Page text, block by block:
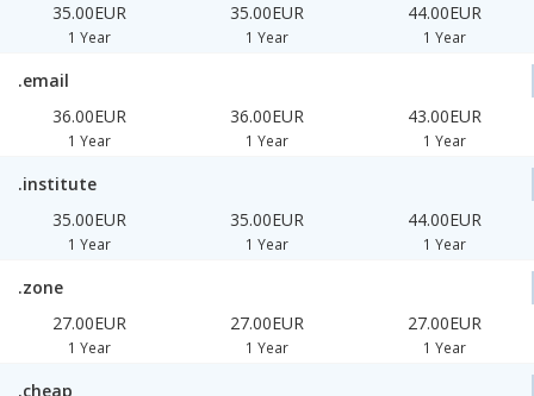
35.00EUR
1 Year
35.00EUR
1 Year
44.00EUR
1 Year
.email
36.00EUR
1 Year
36.00EUR
1 Year
43.00EUR
1 Year
.institute
35.00EUR
1 Year
35.00EUR
1 Year
44.00EUR
1 Year
.zone
27.00EUR
1 Year
27.00EUR
1 Year
27.00EUR
1 Year
.cheap